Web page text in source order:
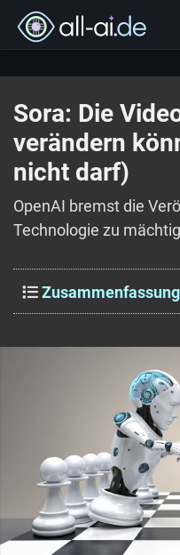
Sora: Die
verändern
nicht darf)
OpenAI bremst die
Technologie zu
Zusammenfassung